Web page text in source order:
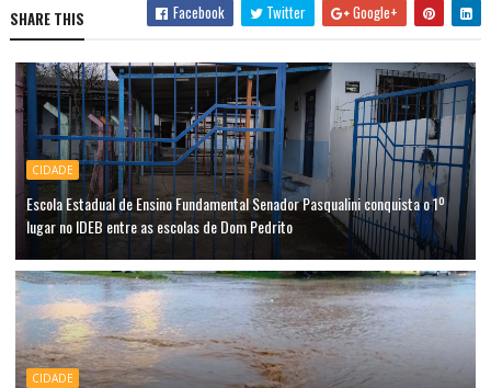
SHARE THIS Facebook Twitter Google+
CIDADE
Escola Estadual de Ensino Fundamental Senador Pasqualini conquista o 1º
lugar no IDEB entre as escolas de Dom Pedrito
CIDADE